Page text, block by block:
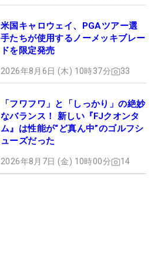
米国キャロウェイ、PGAツアー選
手たちが使用するノーメッキブレー
ドを限定発売
2026年8月6日 (木) 10時37分 33
「フワフワ」と「しっかり」の絶妙
なバランス！ 新しい『FJクオンタ
ム』は性能が“ど真ん中”のゴルフシ
ューズだった
2026年8月7日 (金) 10時00分 14